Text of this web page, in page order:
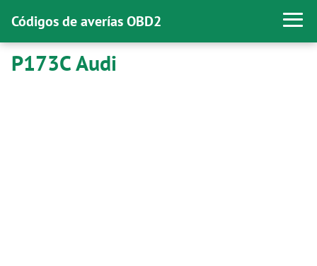
Códigos de averías OBD2
P173C Audi